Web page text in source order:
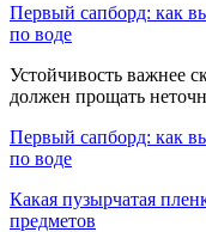
Первый сапборд: как
по воде
Устойчивость важнее
должен прощать
Первый сапборд: как
по воде
Какая пузырчатая
предметов